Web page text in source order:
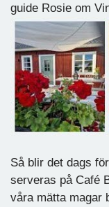
guide Rosie om
Så blir det dags
serveras på Café
våra mätta magar